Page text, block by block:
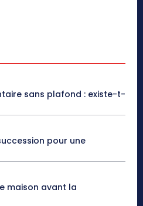
sans plafond : existe-t-
pour une
maison avant la